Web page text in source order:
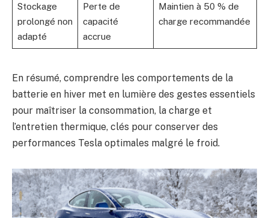
Stockage
prolongé non
adapté
Perte de
capacité
accrue
Maintien à 50 % de
charge recommandée
En résumé, comprendre les comportements de la
batterie en hiver met en lumière des gestes essentiels
pour maîtriser la consommation, la charge et
l’entretien thermique, clés pour conserver des
performances Tesla optimales malgré le froid.